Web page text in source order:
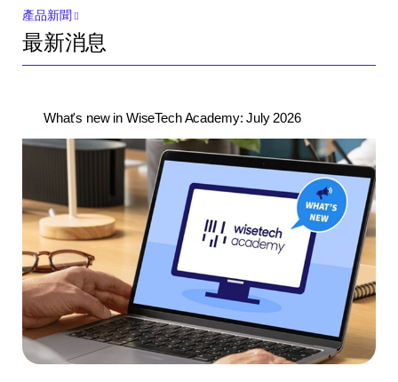
產品新聞
最新消息
What's new in WiseTech Academy: July 2026